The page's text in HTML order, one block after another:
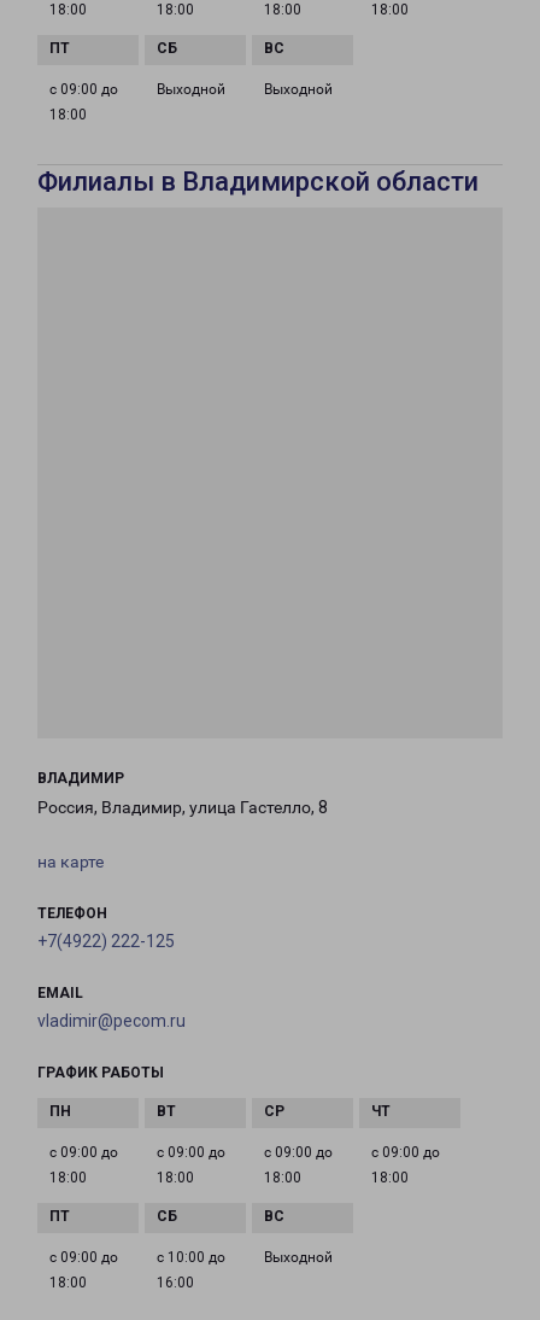
18:00
18:00
18:00
18:00
с 09:00 до
18:00
Выходной Выходной
Филиалы в Владимирской области
ВЛАДИМИР
Россия, Владимир, улица Гастелло, 8
на карте
ТЕЛЕФОН
+7(4922) 222-125
EMAIL
vladimir@pecom.ru
ГРАФИК РАБОТЫ
с 09:00 до
18:00
с 09:00 до
18:00
с 09:00 до
18:00
с 09:00 до
18:00
с 09:00 до
18:00
с 10:00 до
16:00
Выходной